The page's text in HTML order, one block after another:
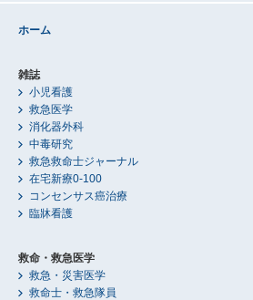
ホーム
雑誌
小児看護
救急医学
消化器外科
中毒研究
救急救命士ジャーナル
在宅新療0-100
コンセンサス癌治療
臨牀看護
救命・救急医学
救急・災害医学
救命士・救急隊員